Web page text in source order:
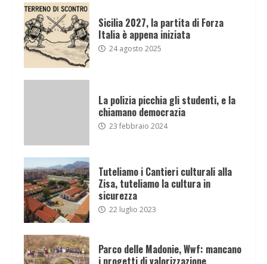
Sicilia 2027, la partita di Forza
Italia è appena iniziata
24 agosto 2025
La polizia picchia gli studenti, e la
chiamano democrazia
23 febbraio 2024
Tuteliamo i Cantieri culturali alla
Zisa, tuteliamo la cultura in
sicurezza
22 luglio 2023
Parco delle Madonie, Wwf: mancano
i progetti di valorizzazione